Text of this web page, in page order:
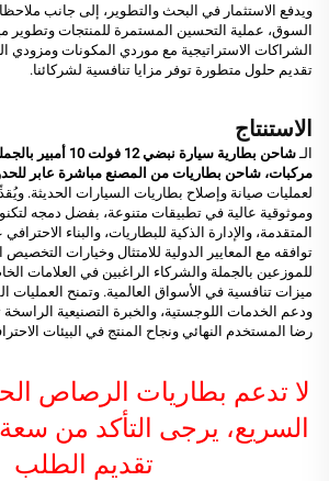
ويدفع الاستثمار في البحث والتطوير، إلى جانب
السوق، عملية التحسين المستمرة للمنتجات وتطوير
الشراكات الاستراتيجية مع موردي المكونات ومزودي
تقديم حلول متطورة توفر مزايا تنافسية لشركائنا.
الاستنتاج
الـ
شاحن بطارية سيارة
مركبات، شاحن بطاريات من المصنع مباشرة عابر
لعمليات صيانة وإصلاح بطاريات السيارات الحديثة.
وموثوقية عالية في تطبيقات متنوعة، بفضل دمجه
المتقدمة، والإدارة الذكية للبطاريات، والبناء
توافقه مع المعايير الدولية للامتثال وخيارات التخصيص
للموزعين بالجملة والشركاء الراغبين في العلامات
ميزات تنافسية في الأسواق العالمية. وتمنح العمليات
ودعم الخدمات اللوجستية، والخبرة التصنيعية
رضا المستخدم النهائي ونجاح المنتج في البيئات
لا تدعم بطاريات الرصاص
السريع، يرجى التأكد من سعة
تقديم الطلب